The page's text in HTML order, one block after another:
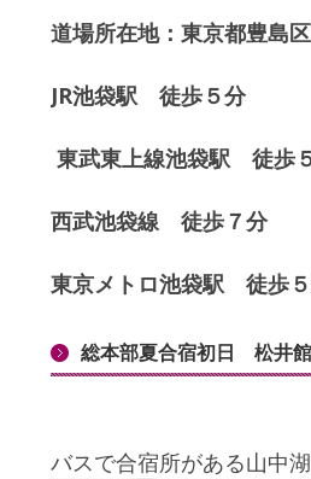
道場所在地：東京都豊島
JR池袋駅 徒歩５分
東武東上線池袋駅 徒歩
西武池袋線 徒歩７分
東京メトロ池袋駅 徒歩
総本部夏合宿初日 松井
バスで合宿所がある山中